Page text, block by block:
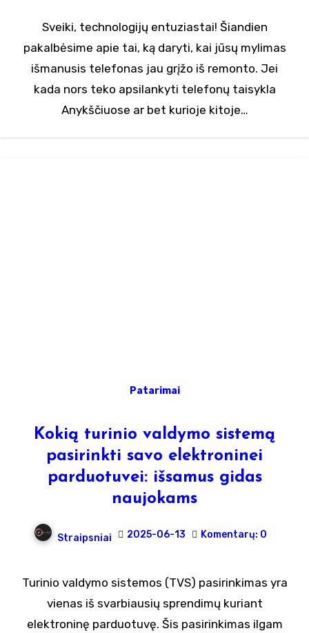
Sveiki, technologijų entuziastai! Šiandien
pakalbėsime apie tai, ką daryti, kai jūsų mylimas
išmanusis telefonas jau grįžo iš remonto. Jei
kada nors teko apsilankyti telefonų taisykla
Anykščiuose ar bet kurioje kitoje…
Patarimai
Kokią turinio valdymo sistemą
pasirinkti savo elektroninei
parduotuvei: išsamus gidas
naujokams
Straipsniai 2025-06-13 Komentarų: 0
Turinio valdymo sistemos (TVS) pasirinkimas yra
vienas iš svarbiausių sprendimų kuriant
elektroninę parduotuvę. Šis pasirinkimas ilgam